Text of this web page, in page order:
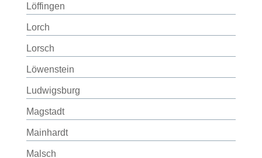
Löffingen
Lorch
Lorsch
Löwenstein
Ludwigsburg
Magstadt
Mainhardt
Malsch